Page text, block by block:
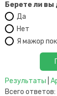
Берете ли вы
Да
Нет
Я мажор
Результаты
Всего ответов: